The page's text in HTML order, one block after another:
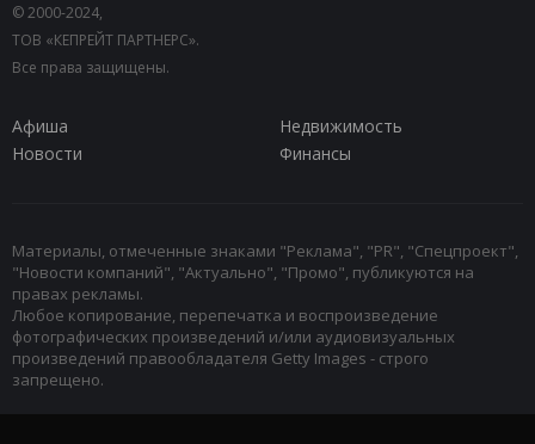
© 2000-2024,
ТОВ «КЕПРЕЙТ ПАРТНЕРС».
Все права защищены.
Афиша
Недвижимость
Новости
Финансы
Материалы, отмеченные знаками "Реклама", "PR", "Спецпроект",
"Новости компаний", "Актуально", "Промо", публикуются на
правах рекламы.
Любое копирование, перепечатка и воспроизведение
фотографических произведений и/или аудиовизуальных
произведений правообладателя Getty Images - строго
запрещено.